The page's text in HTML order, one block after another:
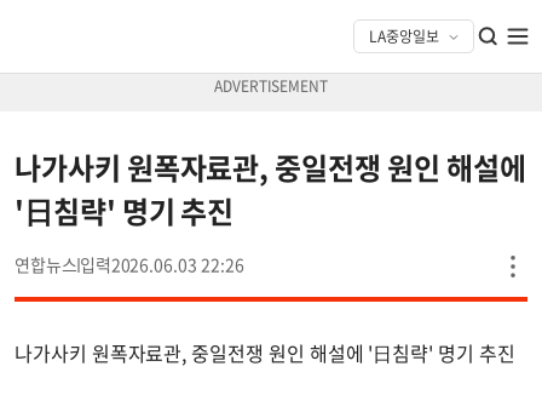
나가사키 원폭자료관, 중일전쟁 원인 해설에
'日침략' 명기 추진
연합뉴스 2026.06.03 22:26
나가사키 원폭자료관, 중일전쟁 원인 해설에 '日침략' 명기 추진